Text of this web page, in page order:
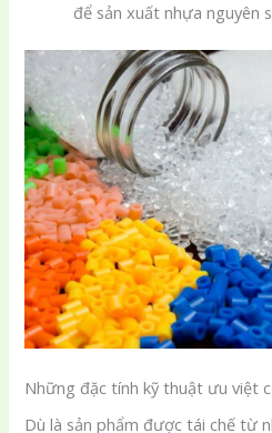
để sản xuất nhựa nguyên
Những đặc tính kỹ thuật ưu việt
Dù là sản phẩm được tái chế từ